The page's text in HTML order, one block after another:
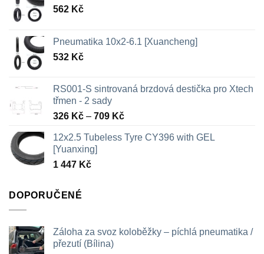
562 Kč
Pneumatika 10x2-6.1 [Xuancheng]
532 Kč
RS001-S sintrovaná brzdová destička pro Xtech
třmen - 2 sady
326 Kč – 709 KčRozpětí
326 Kč
12x2.5 Tubeless Tyre CY396 with GEL
[Yuanxing]
1 447 Kč
DOPORUČENÉ
Záloha za svoz koloběžky – píchlá pneumatika /
přezutí (Bílina)